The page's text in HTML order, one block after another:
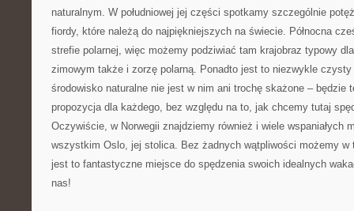
naturalnym. W południowej jej części spotkamy szczególnie
fiordy, które należą do najpiękniejszych na świecie. Północna
strefie polarnej, więc możemy podziwiać tam krajobraz typowy
zimowym także i zorzę polarną. Ponadto jest to niezwykle czysty
środowisko naturalne nie jest w nim ani trochę skażone – będzie
propozycja dla każdego, bez względu na to, jak chcemy tutaj
Oczywiście, w Norwegii znajdziemy również i wiele wspaniałych
wszystkim Oslo, jej stolica. Bez żadnych wątpliwości możemy w
jest to fantastyczne miejsce do spędzenia swoich idealnych
nas!